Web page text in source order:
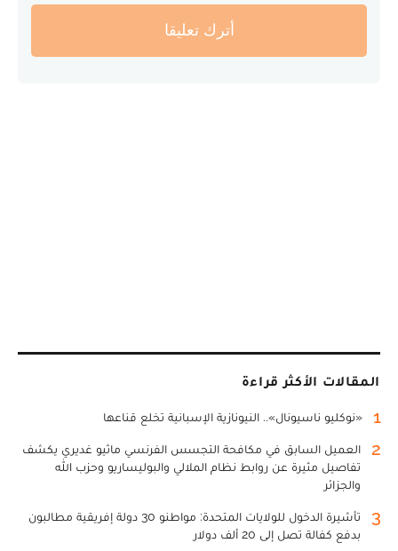
أترك تعليقا
المقالات الأكثر قراءة
1 «نوكليو ناسيونال».. النيونازية الإسبانية تخلع قناعها
2
العميل السابق في مكافحة التجسس الفرنسي ماثيو غديري يكشف
تفاصيل مثيرة عن روابط نظام الملالي والبوليساريو وحزب الله
والجزائر
3
تأشيرة الدخول للولايات المتحدة: مواطنو 30 دولة إفريقية مطالبون
بدفع كفالة تصل إلى 20 ألف دولار